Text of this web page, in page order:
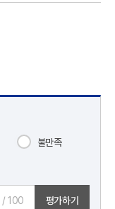
불만족
/ 100 평가하기